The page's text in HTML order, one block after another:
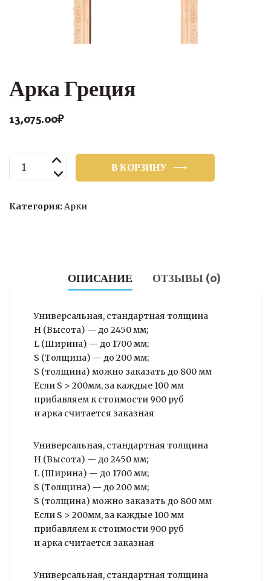
Арка Греция
13,075.00₽
Количество
товара
Греция
В КОРЗИНУ
Категория: Арки
ОПИСАНИЕ ОТЗЫВЫ (0)
Универсальная, стандартная толщина
H (Высота) — до 2450 мм;
L (Ширина) — до 1700 мм;
S (Толщина) — до 200 мм;
S (толщина) можно заказать до 800 мм
Если S > 200мм, за каждые 100 мм
прибавляем к стоимости 900 руб
и арка считается заказная
Универсальная, стандартная толщина
H (Высота) — до 2450 мм;
L (Ширина) — до 1700 мм;
S (Толщина) — до 200 мм;
S (толщина) можно заказать до 800 мм
Если S > 200мм, за каждые 100 мм
прибавляем к стоимости 900 руб
и арка считается заказная
Универсальная, стандартная толщина